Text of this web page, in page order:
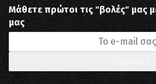
Μάθετε πρώτοι τις "βολές" μας
μας